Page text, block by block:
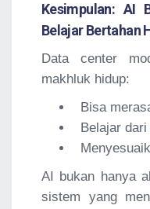
Kesimpulan: AI
Belajar Bertahan
Data center
makhluk hidup:
Bisa
Belajar
AI bukan hanya
sistem yang